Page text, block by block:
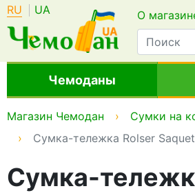
RU UA О
Чемоданы
Магазин Чемодан Сумки на
Сумка-тележка Rolser
Сумка-